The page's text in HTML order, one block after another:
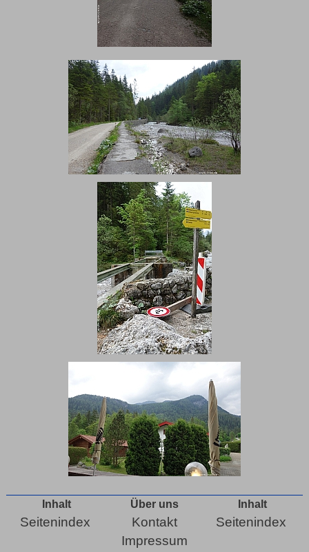
Inhalt
Seitenindex
Über uns
Kontakt
Impressum
Inhalt
Seitenindex